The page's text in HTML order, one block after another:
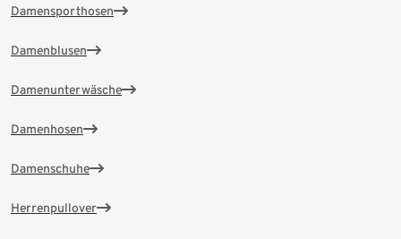
Damensporthosen
Damenblusen
Damenunterwäsche
Damenhosen
Damenschuhe
Herrenpullover